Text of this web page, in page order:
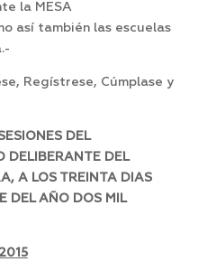
la MESA
así también las escuelas
Regístrese, Cúmplase y
DEL
DELIBERANTE DEL
A LOS TREINTA DIAS
DEL AÑO DOS MIL